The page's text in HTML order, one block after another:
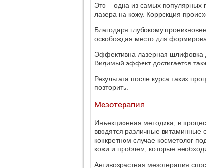
Это – одна из самых популярных
лазера на кожу. Коррекция
Благодаря глубокому
освобождая место для
Эффективна лазерная шлифовка
Видимый эффект достигается
Результата после курса таких
повторить.
Мезотерапия
Инъекционная методика, в
вводятся различные витаминные
конкретном случае косметолог
кожи и проблем, которые
Антивозрастная мезотерапия